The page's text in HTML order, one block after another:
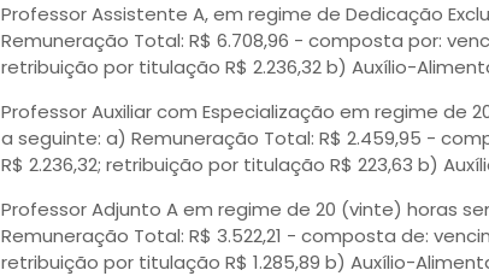
Professor Assistente A, em regime de Dedicação
Remuneração Total: R$ 6.708,96 - composta por:
retribuição por titulação R$ 2.236,32 b) Auxílio-
Professor Auxiliar com Especialização em regime de
a seguinte: a) Remuneração Total: R$ 2.459,95 -
R$ 2.236,32; retribuição por titulação R$ 223,63 b)
Professor Adjunto A em regime de 20 (vinte) horas
Remuneração Total: R$ 3.522,21 - composta de:
retribuição por titulação R$ 1.285,89 b) Auxílio-